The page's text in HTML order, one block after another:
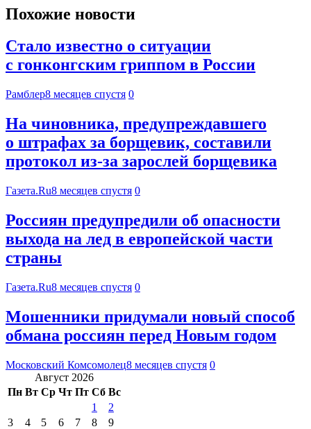
Похожие новости
Стало известно о ситуации
с гонконгским гриппом в России
Рамблер8 месяцев спустя 0
На чиновника, предупреждавшего
о штрафах за борщевик, составили
протокол из-за зарослей борщевика
Газета.Ru8 месяцев спустя 0
Россиян предупредили об опасности
выхода на лед в европейской части
страны
Газета.Ru8 месяцев спустя 0
Мошенники придумали новый способ
обмана россиян перед Новым годом
Московский Комсомолец8 месяцев спустя 0
Август 2026
Пн Вт Ср Чт Пт Сб Вс
1
2
3
4 5 6 7 8
9